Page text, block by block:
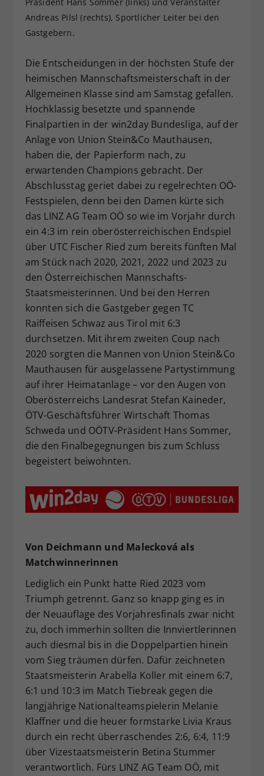
Andreas Pilsl (rechts), Sportlicher Leiter bei den
Gastgebern.
Die Entscheidungen in der höchsten Stufe der
heimischen Mannschaftsmeisterschaft in der
Allgemeinen Klasse sind am Samstag gefallen.
Hochklassig besetzte und spannende
Finalpartien in der win2day Bundesliga, auf der
Anlage von Union Stein&Co Mauthausen,
haben die, der Papierform nach, zu
erwartenden Champions gebracht. Der
Abschlusstag geriet dabei zu regelrechten OÖ-
Festspielen, denn bei den Damen kürte sich
das LINZ AG Team OÖ so wie im Vorjahr durch
ein 4:3 im rein oberösterreichischen Endspiel
über UTC Fischer Ried zum bereits fünften Mal
am Stück nach 2020, 2021, 2022 und 2023 zu
den Österreichischen Mannschafts-
Staatsmeisterinnen. Und bei den Herren
konnten sich die Gastgeber gegen TC
Raiffeisen Schwaz aus Tirol mit 6:3
durchsetzen. Mit ihrem zweiten Coup nach
2020 sorgten die Mannen von Union Stein&Co
Mauthausen für ausgelassene Partystimmung
auf ihrer Heimatanlage – vor den Augen von
Oberösterreichs Landesrat Stefan Kaineder,
ÖTV-Geschäftsführer Wirtschaft Thomas
Schweda und OÖTV-Präsident Hans Sommer,
die den Finalbegegnungen bis zum Schluss
begeistert beiwohnten.
Von Deichmann und Malecková als
Matchwinnerinnen
Lediglich ein Punkt hatte Ried 2023 vom
Triumph getrennt. Ganz so knapp ging es in
der Neuauflage des Vorjahresfinals zwar nicht
zu, doch immerhin sollten die Innviertlerinnen
auch diesmal bis in die Doppelpartien hinein
vom Sieg träumen dürfen. Dafür zeichneten
Staatsmeisterin Arabella Koller mit einem 6:7,
6:1 und 10:3 im Match Tiebreak gegen die
langjährige Nationalteamspielerin Melanie
Klaffner und die heuer formstarke Livia Kraus
durch ein recht überraschendes 2:6, 6:4, 11:9
über Vizestaatsmeisterin Betina Stummer
verantwortlich. Fürs LINZ AG Team OÖ, mit
Dieser Wert speichert Ihre Consent-
vorgenommen Einstellungen, falls der
Webseiten-Betreiber dies eingestellt
hat.